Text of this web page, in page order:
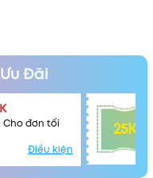
Đãi
Cho đơn tối
Điều kiện
25K